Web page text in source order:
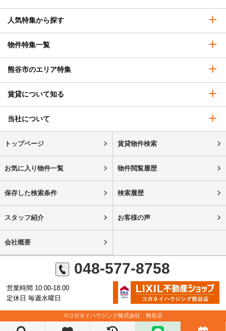
人気特集から探す
物件特集一覧
熊谷市のエリア特集
賃貸について知る
当社について
トップページ 賃貸物件検索
お気に入り物件一覧 物件閲覧履歴
保存した検索条件 検索履歴
スタッフ紹介 お客様の声
会社概要
048-577-8758
営業時間 10:00-18:00
定休日 毎週水曜日
©コガネイハウジング株式会社 熊谷店